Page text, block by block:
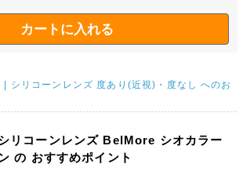
| シリコーンレンズ 度あり(近視)・度なし へのお
リコーンレンズ BelMore シオカラー
の おすすめポイント